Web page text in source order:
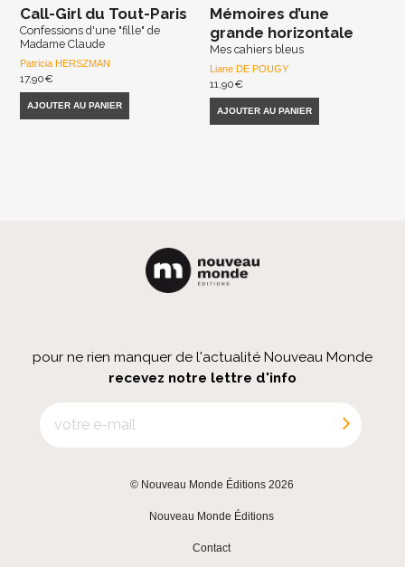
Call-Girl du Tout-Paris
Confessions d'une "fille" de
Madame Claude
Patricia HERSZMAN
17,90€
AJOUTER AU PANIER
Mémoires d’une
grande horizontale
Mes cahiers bleus
Liane DE POUGY
11,90€
AJOUTER AU PANIER
pour ne rien manquer de l'actualité Nouveau Monde
recevez notre lettre d'info
© Nouveau Monde Éditions 2026
Nouveau Monde Éditions
Contact